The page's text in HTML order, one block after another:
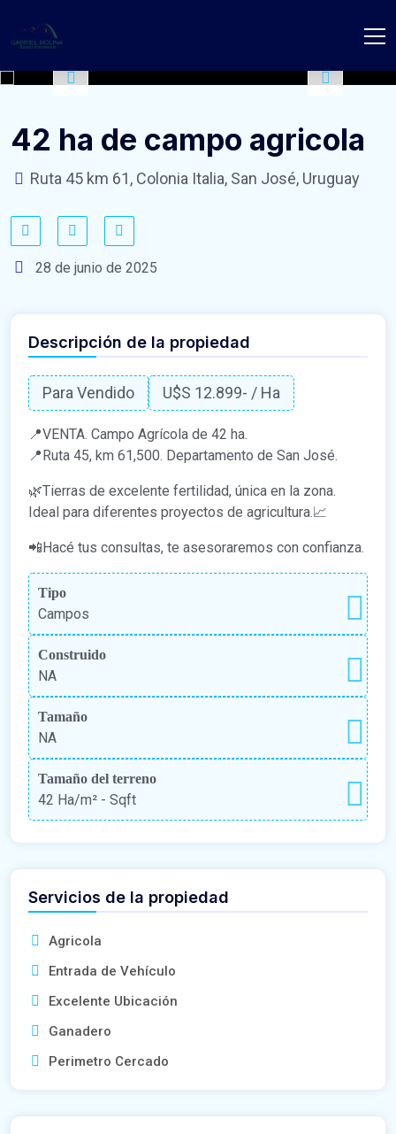
42 ha de campo agricola
Ruta 45 km 61, Colonia Italia, San José, Uruguay
28 de junio de 2025
Descripción de la propiedad
Para Vendido U$S 12.899- / Ha
📍VENTA. Campo Agrícola de 42 ha.
📍Ruta 45, km 61,500. Departamento de San José.
🌿Tierras de excelente fertilidad, única en la zona.
Ideal para diferentes proyectos de agricultura.📈
📲Hacé tus consultas, te asesoraremos con confianza.
Tipo
Campos
Construido
NA
Tamaño
NA
Tamaño del terreno
42 Ha/m² - Sqft
Servicios de la propiedad
Agricola
Entrada de Vehículo
Excelente Ubicación
Ganadero
Perimetro Cercado